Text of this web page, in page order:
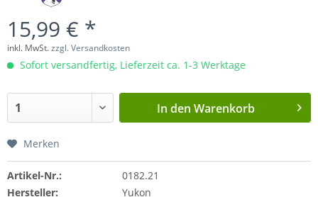
15,99 € *
inkl. MwSt.zzgl. Versandkosten
Sofort versandfertig, Lieferzeit ca. 1-3 Werktage
In den Warenkorb
Merken
Artikel-Nr.:
0182.21
Hersteller:
Yukon